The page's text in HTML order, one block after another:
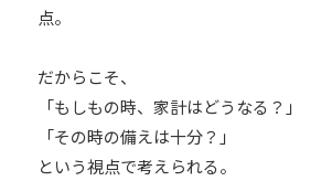
点。
だからこそ、
「もしもの時、家計はどうなる？」
「その時の備えは十分？」
という視点で考えられる。